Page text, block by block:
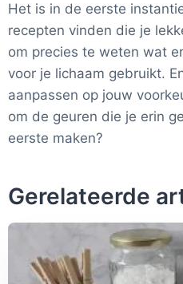
Het is in de eerste
recepten vinden die je
om precies te weten wat
voor je lichaam gebruikt.
aanpassen op jouw
om de geuren die je erin
eerste maken?
Gerelateerde